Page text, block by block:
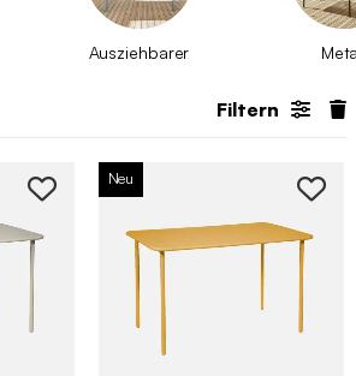
Ausziehbarer
Filtern
Neu